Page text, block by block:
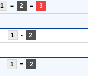
1 = 2 = 3
1 - 2
1 = 2